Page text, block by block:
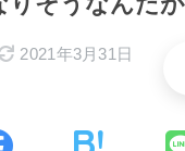
2021年3月31日